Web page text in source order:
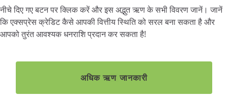
नीचे दिए गए बटन पर क्लिक करें और इस अद्भुत ऋण के सभी विवरण जानें। जानें
कि एक्सप्रेस क्रेडिट कैसे आपकी वित्तीय स्थिति को सरल बना सकता है और
आपको तुरंत आवश्यक धनराशि प्रदान कर सकता है!
अधिक ऋण जानकारी